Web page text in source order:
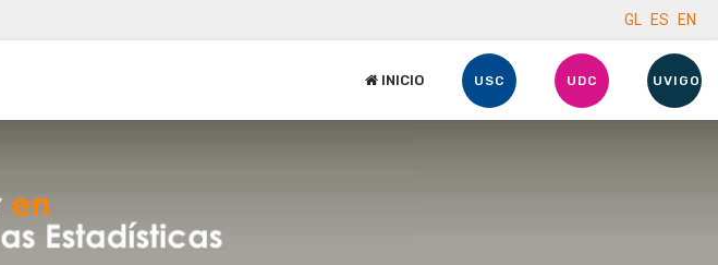
GL ES EN
INICIO USC UDC UVIGO